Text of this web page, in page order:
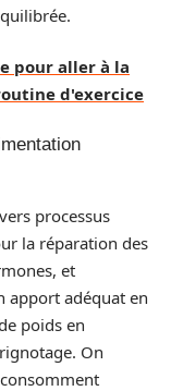
pour aller à la
d'exercice
processus
la réparation des
et
apport adéquat en
poids en
On